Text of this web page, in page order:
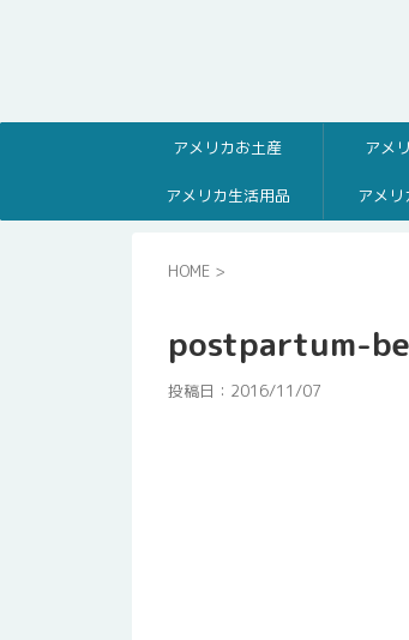
アメリカお土産 アメ
アメリカ生活用品 アメリ
HOME >
postpartum-
投稿日： 2016/11/07